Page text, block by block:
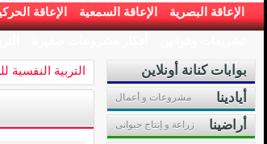
الإعاقة البصرية الإعاقة السمعية الإعاقة
التربية النفسية
بوابات كنانة أونلاين
أيادينا
مشروعات و أعمال
أراضينا زراعة و إنتاج حيوانى